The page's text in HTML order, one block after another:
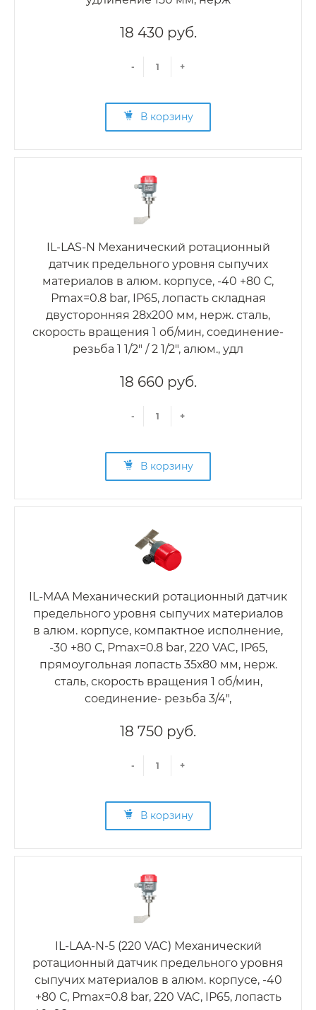
18 430 руб.
- +
В корзину
IL-LAS-N Механический ротационный
датчик предельного уровня сыпучих
материалов в алюм. корпусе, -40 +80 С,
Рmax=0.8 bar, IP65, лопасть складная
двусторонняя 28х200 мм, нерж. сталь,
скорость вращения 1 об/мин, соединение-
резьба 1 1/2" / 2 1/2", алюм., удл
18 660 руб.
- +
В корзину
IL-MAA Механический ротационный датчик
предельного уровня сыпучих материалов
в алюм. корпусе, компактное исполнение,
-30 +80 С, Рmax=0.8 bar, 220 VAC, IP65,
прямоугольная лопасть 35х80 мм, нерж.
сталь, скорость вращения 1 об/мин,
соединение- резьба 3/4",
18 750 руб.
- +
В корзину
IL-LAA-N-5 (220 VAC) Механический
ротационный датчик предельного уровня
сыпучих материалов в алюм. корпусе, -40
+80 С, Рmax=0.8 bar, 220 VAC, IP65, лопасть